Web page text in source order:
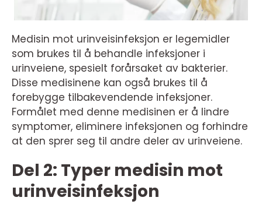
Medisin mot urinveisinfeksjon er legemidler
som brukes til å behandle infeksjoner i
urinveiene, spesielt forårsaket av bakterier.
Disse medisinene kan også brukes til å
forebygge tilbakevendende infeksjoner.
Formålet med denne medisinen er å lindre
symptomer, eliminere infeksjonen og forhindre
at den sprer seg til andre deler av urinveiene.
Del 2: Typer medisin mot
urinveisinfeksjon